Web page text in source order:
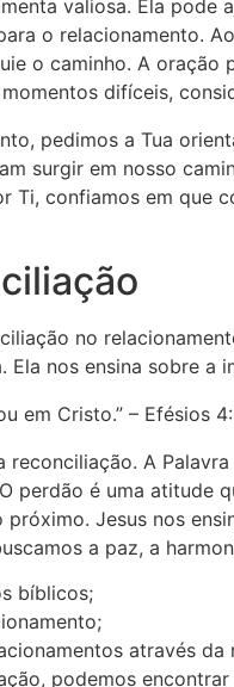
valiosa. Ela pode
o relacionamento.
o caminho. A
difíceis,
pedimos a Tua
surgir em nosso
Ti, confiamos em que
no
Ela nos ensina sobre
em Cristo.” – Efésios
A
é uma atitude
Jesus nos
a paz, a
bíblicos;
através da
podemos